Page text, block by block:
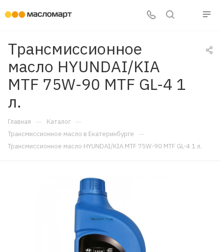
Трансмиссионное
масло HYUNDAI/KIA
MTF 75W-90 MTF GL-4 1
л.
Главная — Каталог —
Трансмиссионное масло в Екатеринбурге —
Трансмиссионное масло HYUNDAI/KIA MTF 75W-90 MTF GL-4 1 л.